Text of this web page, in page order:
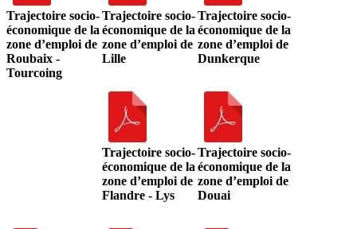
Trajectoire socio-
économique de la
zone d’emploi de
Roubaix -
Tourcoing
Trajectoire socio-
économique de la
zone d’emploi de
Lille
Trajectoire socio-
économique de la
zone d’emploi de
Dunkerque
Trajectoire socio-
économique de la
zone d’emploi de
Flandre - Lys
Trajectoire socio-
économique de la
zone d’emploi de
Douai